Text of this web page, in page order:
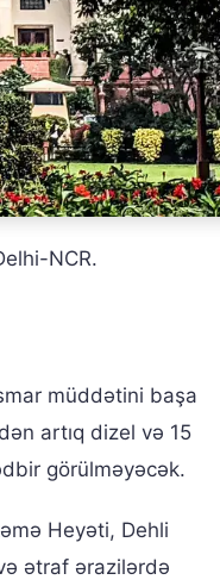
NCR.
müddətini başa
artıq dizel və 15
görülməyəcək.
Heyəti, Dehli
ətraf ərazilərdə